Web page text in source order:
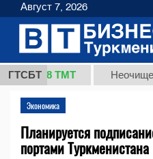
ГТСБТ
ТМТ Неочищенная
Экономика
Планируется
портами
Август 7, 2026